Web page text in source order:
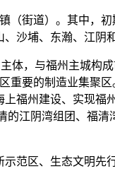
（街道）。其中，
沙埔、东瀚、江阴
体，与福州主城构
重要的制造业集聚
福州建设、实现福
的江阴湾组团、福清
范区、生态文明先